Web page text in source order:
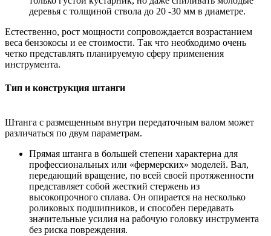
деревья с толщиной ствола до 20 -30 мм в диаметре.
Естественно, рост мощности сопровождается возрастанием
веса бензокосы и ее стоимости. Так что необходимо очень
четко представлять планируемую сферу применения
инструмента.
Тип и конструкция штанги
Штанга с размещенным внутри передаточным валом может
различаться по двум параметрам.
Прямая штанга в большей степени характерна для
профессиональных или «фермерских» моделей. Вал,
передающий вращение, по всей своей протяженности
представляет собой жесткий стержень из
высокопрочного сплава. Он опирается на несколько
роликовых подшипников, и способен передавать
значительные усилия на рабочую головку инструмента
без риска повреждения.